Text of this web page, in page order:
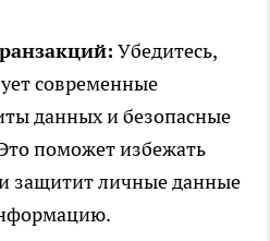
Убедитесь,
современные
данных и безопасные
поможет избежать
защитит личные данные